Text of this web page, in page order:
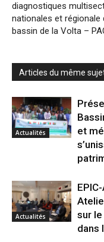
diagnostiques
nationales et régionale
bassin de la Volta –
Articles du même
Actualités
et
Actualités
sur
dans